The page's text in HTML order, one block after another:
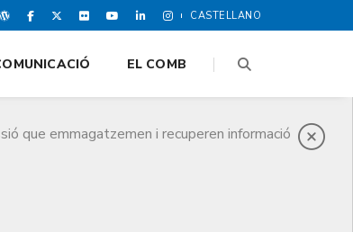
CASTELLANO
que emmagatzemen i recuperen informació
EL COMB